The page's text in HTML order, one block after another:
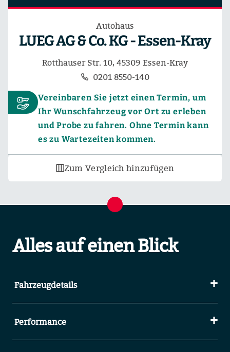
Autohaus
LUEG AG & Co. KG - Essen-Kray
Rotthauser Str. 10, 45309 Essen-Kray
0201 8550-140
Vereinbaren Sie jetzt einen Termin, um
Ihr Wunschfahrzeug vor Ort zu erleben
und Probe zu fahren. Ohne Termin kann
es zu Wartezeiten kommen.
Zum Vergleich hinzufügen
Alles auf einen Blick
Fahrzeugdetails
Performance